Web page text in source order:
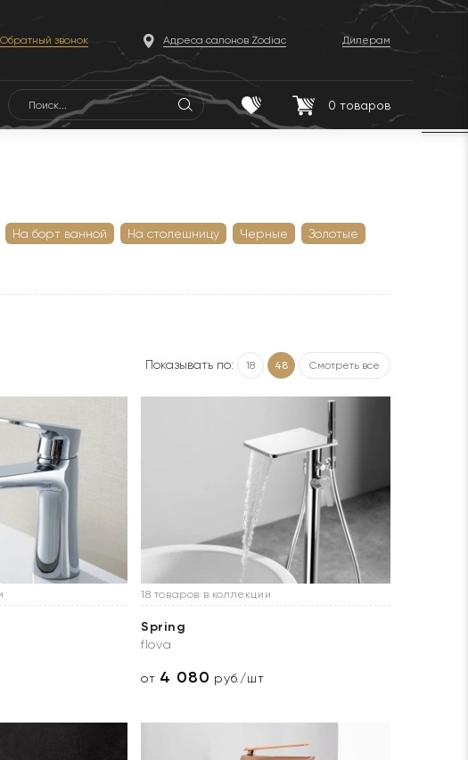
Обратный звонок Адреса салонов Zodiac Дилерам
0 товаров
На борт ванной На столешницу Черные
Золотые
Показывать по: 18 48 Смотреть все
18 товаров в коллекции
Spring
flova
от 4 080 руб./шт